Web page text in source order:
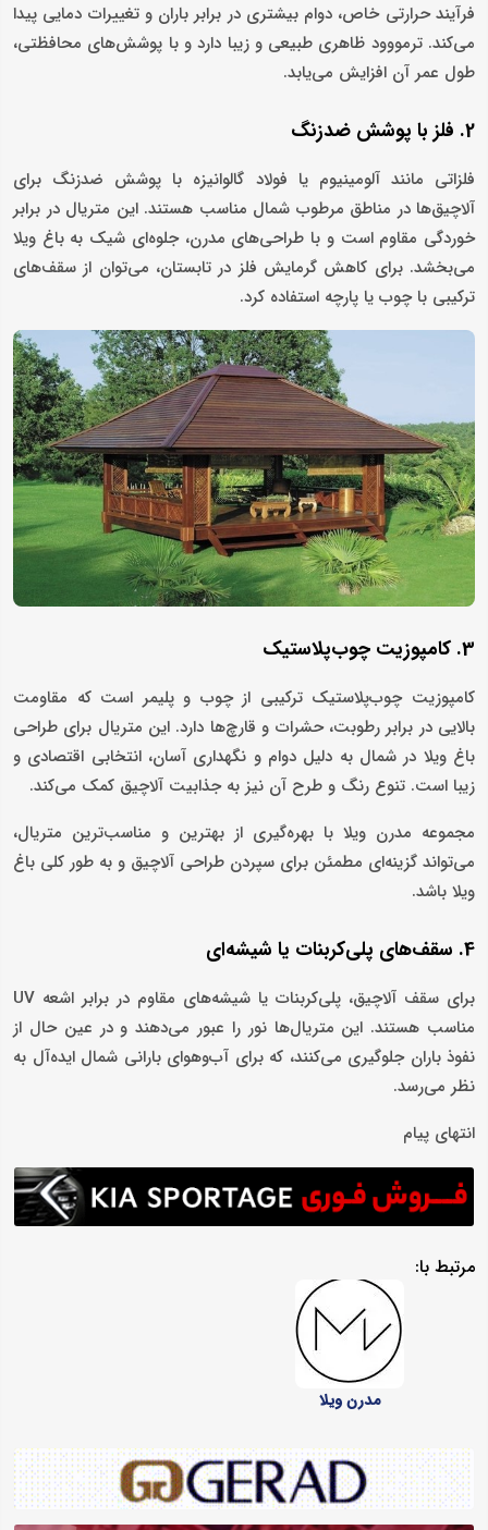
فرآیند حرارتی خاص، دوام بیشتری در برابر باران و تغییرات دمایی پیدا
می‌کند. ترمووود ظاهری طبیعی و زیبا دارد و با پوشش‌های محافظتی،
طول عمر آن افزایش می‌یابد.
2. فلز با پوشش ضدزنگ
فلزاتی مانند آلومینیوم یا فولاد گالوانیزه با پوشش ضدزنگ برای
آلاچیق‌ها در مناطق مرطوب شمال مناسب هستند. این متریال در برابر
خوردگی مقاوم است و با طراحی‌های مدرن، جلوه‌ای شیک به باغ ویلا
می‌بخشد. برای کاهش گرمایش فلز در تابستان، می‌توان از سقف‌های
ترکیبی با چوب یا پارچه استفاده کرد.
3. کامپوزیت چوب‌پلاستیک
کامپوزیت چوب‌پلاستیک ترکیبی از چوب و پلیمر است که مقاومت
بالایی در برابر رطوبت، حشرات و قارچ‌ها دارد. این متریال برای طراحی
باغ ویلا در شمال به دلیل دوام و نگهداری آسان، انتخابی اقتصادی و
زیبا است. تنوع رنگ و طرح آن نیز به جذابیت آلاچیق کمک می‌کند.
مجموعه مدرن ویلا با بهره‌گیری از بهترین و مناسب‌ترین متریال،
می‌تواند گزینه‌ای مطمئن برای سپردن طراحی آلاچیق و به طور کلی باغ
ویلا باشد.
4. سقف‌های پلی‌کربنات یا شیشه‌ای
برای سقف آلاچیق، پلی‌کربنات یا شیشه‌های مقاوم در برابر اشعه UV
مناسب هستند. این متریال‌ها نور را عبور می‌دهند و در عین حال از
نفوذ باران جلوگیری می‌کنند، که برای آب‌وهوای بارانی شمال ایده‌آل به
نظر می‌رسد.
انتهای پیام
مرتبط با:
مدرن ویلا